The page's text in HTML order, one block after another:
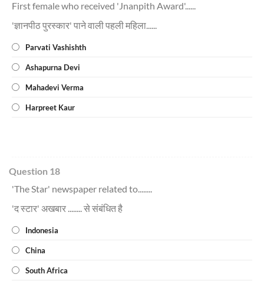
First female who received 'Jnanpith Award'......
'ज्ञानपीठ पुरस्कार' पाने वाली पहली महिला......
Parvati Vashishth
Ashapurna Devi
Mahadevi Verma
Harpreet Kaur
Question 18
'The Star' newspaper related to........
'दस्टार' अखबार ........ से संबंधित है
Indonesia
China
South Africa